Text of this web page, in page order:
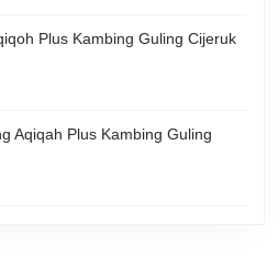
Plus Kambing Guling Cijeruk
Aqiqah Plus Kambing Guling